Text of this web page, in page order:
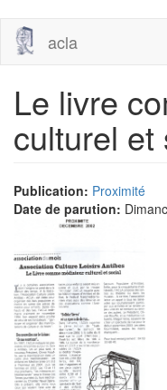
Aller
contenu
acla
Le livre
culturel et
Publication: Proximité
Date de parution: